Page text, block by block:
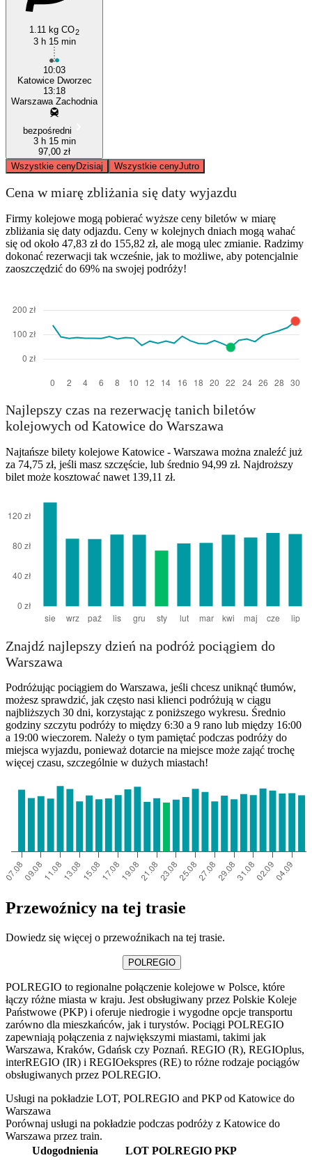
1.11 kg CO2
3 h 15 min
10:03
Katowice Dworzec
13:18
Warszawa Zachodnia
bezpośredni
3 h 15 min
97,00 zł
Wszystkie cenyDzisiaj Wszystkie cenyJutro
Cena w miarę zbliżania się daty wyjazdu
Firmy kolejowe mogą pobierać wyższe ceny biletów w miarę
zbliżania się daty odjazdu. Ceny w kolejnych dniach mogą wahać
się od około 47,83 zł do 155,82 zł, ale mogą ulec zmianie. Radzimy
dokonać rezerwacji tak wcześnie, jak to możliwe, aby potencjalnie
zaoszczędzić do 69% na swojej podróży!
Najlepszy czas na rezerwację tanich biletów
kolejowych od Katowice do Warszawa
Najtańsze bilety kolejowe Katowice - Warszawa można znaleźć już
za 74,75 zł, jeśli masz szczęście, lub średnio 94,99 zł. Najdroższy
bilet może kosztować nawet 139,11 zł.
Znajdź najlepszy dzień na podróż pociągiem do
Warszawa
Podróżując pociągiem do Warszawa, jeśli chcesz uniknąć tłumów,
możesz sprawdzić, jak często nasi klienci podróżują w ciągu
najbliższych 30 dni, korzystając z poniższego wykresu. Średnio
godziny szczytu podróży to między 6:30 a 9 rano lub między 16:00
a 19:00 wieczorem. Należy o tym pamiętać podczas podróży do
miejsca wyjazdu, ponieważ dotarcie na miejsce może zająć trochę
więcej czasu, szczególnie w dużych miastach!
Przewoźnicy na tej trasie
Dowiedz się więcej o przewoźnikach na tej trasie.
POLREGIO
POLREGIO to regionalne połączenie kolejowe w Polsce, które
łączy różne miasta w kraju. Jest obsługiwany przez Polskie Koleje
Państwowe (PKP) i oferuje niedrogie i wygodne opcje transportu
zarówno dla mieszkańców, jak i turystów. Pociągi POLREGIO
zapewniają połączenia z największymi miastami, takimi jak
Warszawa, Kraków, Gdańsk czy Poznań. REGIO (R), REGIOplus,
interREGIO (IR) i REGIOekspres (RE) to różne rodzaje pociągów
obsługiwanych przez POLREGIO.
Usługi na pokładzie LOT, POLREGIO and PKP od Katowice do
Warszawa
Porównaj usługi na pokładzie podczas podróży z Katowice do
Warszawa przez train.
Udogodnienia
LOT POLREGIO PKP